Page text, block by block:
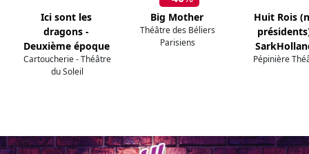
Ici sont les
dragons -
Deuxième époque
Cartoucherie - Théâtre
du Soleil
Big Mother
Théâtre des Béliers
Parisiens
Huit Rois
Pépinière